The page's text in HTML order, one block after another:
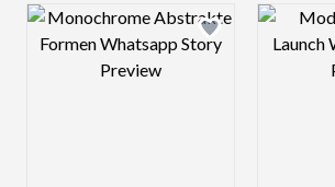
Design preview image